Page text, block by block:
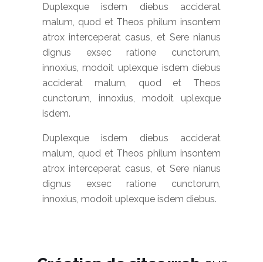
Duplexque isdem diebus acciderat
malum, quod et Theos philum insontem
atrox interceperat casus, et Sere nianus
dignus exsec ratione cunctorum,
innoxius, modoit uplexque isdem diebus
acciderat malum, quod et Theos
cunctorum, innoxius, modoit uplexque
isdem.
Duplexque isdem diebus acciderat
malum, quod et Theos philum insontem
atrox interceperat casus, et Sere nianus
dignus exsec ratione cunctorum,
innoxius, modoit uplexque isdem diebus.